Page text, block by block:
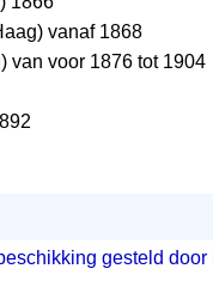
vanaf 1868
van voor 1876 tot 1904
gesteld